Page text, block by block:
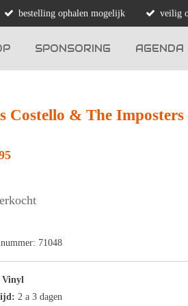
bestelling ophalen mogelijk veilig
SPONSORING AGENDA
Costello & The
71048
2 a 3 dagen